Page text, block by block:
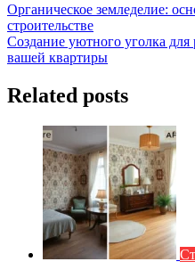
Навигация
по
записям
Органическое земледелие:
строительстве
Создание уютного уголка для
вашей квартиры
Related posts